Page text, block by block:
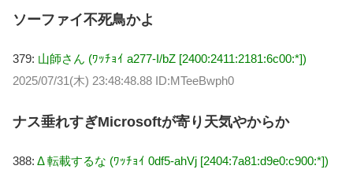
ソーファイ不死鳥かよ
379: 山師さん (ﾜｯﾁｮｲ a277-I/bZ [2400:2411:2181:6c00:*])
2025/07/31(木) 23:48:48.88 ID:MTeeBwph0
ナス垂れすぎMicrosoftが寄り天気やからか
388: Δ 転載するな (ﾜｯﾁｮｲ 0df5-ahVj [2404:7a81:d9e0:c900:*])